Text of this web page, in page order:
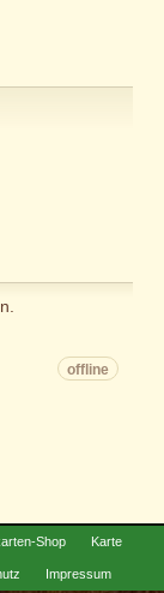
offline
Shop Karte
Impressum